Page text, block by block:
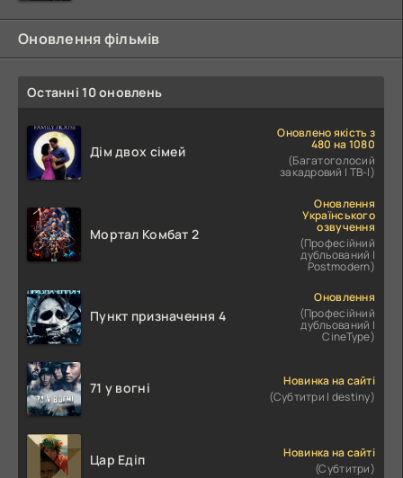
Оновлення фільмів
Останні 10 оновлень
Дім двох сімей
Оновлено якість з
480 на 1080
(Багатоголосий
закадровий | ТВ-І)
Мортал Комбат 2
Оновлення
Українського
озвучення
(Професійний
дубльований |
Postmodern)
Пункт призначення 4
Оновлення
(Професійний
дубльований |
CineType)
71 у вогні
Новинка на сайті
(Субтитри | destiny)
Цар Едіп
Новинка на сайті
(Субтитри)